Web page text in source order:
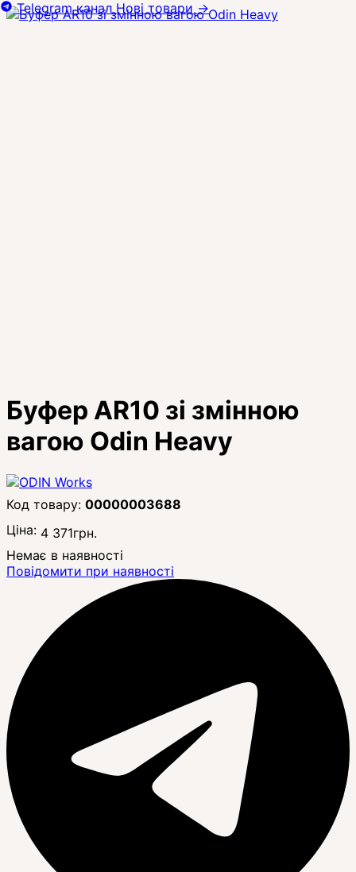
Буфер AR10 зі змінною
вагою Odin Heavy
00000003688
Ціна: 4 371грн.
Немає в наявності
Повідомити при наявності
Telegram канал Нові товари →